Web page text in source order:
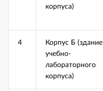
корпуса)
4
Корпус Б (здание
учебно-
лабораторного
корпуса)